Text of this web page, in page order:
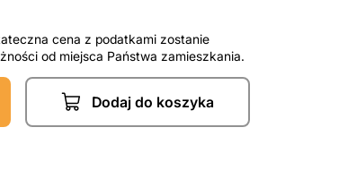
cena z podatkami zostanie
od miejsca Państwa zamieszkania.
Dodaj do koszyka